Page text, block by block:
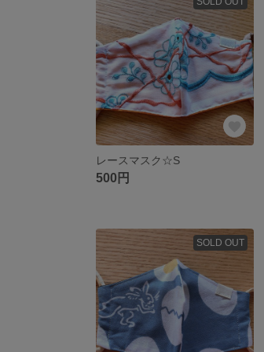
レースマスク☆S
500円
SOLD OUT